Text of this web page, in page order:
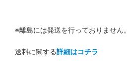
※離島には発送を行っておりません。
送料に関する詳細はコチラ